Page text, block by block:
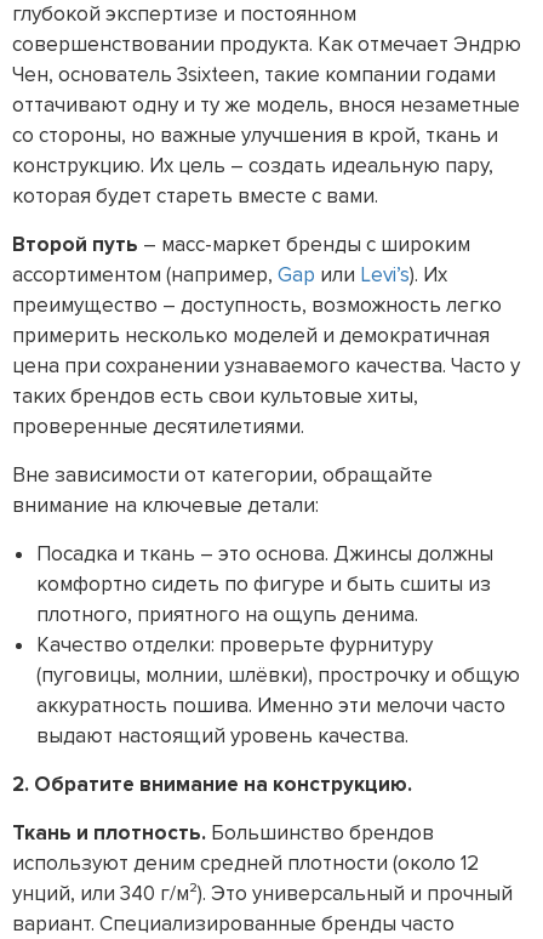
глубокой экспертизе и постоянном
совершенствовании продукта. Как отмечает Эндрю
Чен, основатель 3sixteen, такие компании годами
оттачивают одну и ту же модель, внося незаметные
со стороны, но важные улучшения в крой, ткань и
конструкцию. Их цель – создать идеальную пару,
которая будет стареть вместе с вами.
Второй путь – масс-маркет бренды с широким
ассортиментом (например, Gap или Levi’s). Их
преимущество – доступность, возможность легко
примерить несколько моделей и демократичная
цена при сохранении узнаваемого качества. Часто у
таких брендов есть свои культовые хиты,
проверенные десятилетиями.
Вне зависимости от категории, обращайте
внимание на ключевые детали:
Посадка и ткань – это основа. Джинсы должны
комфортно сидеть по фигуре и быть сшиты из
плотного, приятного на ощупь денима.
Качество отделки: проверьте фурнитуру
(пуговицы, молнии, шлёвки), прострочку и общую
аккуратность пошива. Именно эти мелочи часто
выдают настоящий уровень качества.
2. Обратите внимание на конструкцию.
Ткань и плотность. Большинство брендов
используют деним средней плотности (около 12
унций, или 340 г/м²). Это универсальный и прочный
вариант. Специализированные бренды часто